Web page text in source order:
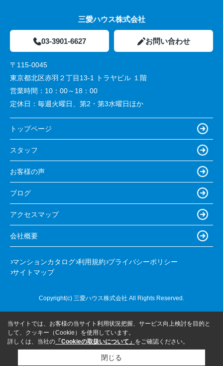
三愛ハウス株式会社
03-3901-6627 お問い合わせ
〒115-0045
東京都北区赤羽２丁目13-1 トラヤビル １階
営業時間： 10：00～18：00
定休日： 毎週火曜日、第2・第3水曜日ほか
トップページ
スタッフ
お客様の声
ブログ
アクセスマップ
会社概要
マンションカタログ 利用規約 プライバシーポリシー
サイトマップ
Copyright(c) 三愛ハウス株式会社 All Rights Reserved.
当サイトでは、お客様の当サイト利用状況把握、サービス向上検討を目的と
して、クッキー（Cookie）を使用しています。
詳しくは、当社の 「Cookieの取扱いについて」 をご確認ください。
閉じる